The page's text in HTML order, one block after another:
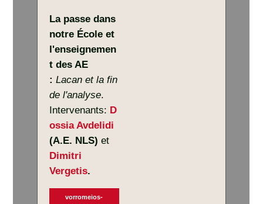
La passe dans
notre École et
l'enseignemen
t des AE
: Lacan et la fin
de l'analyse.
Intervenants: D
ossia Avdelidi
(A.E. NLS) et
Dimitri
Vergetis.
vorromeios-